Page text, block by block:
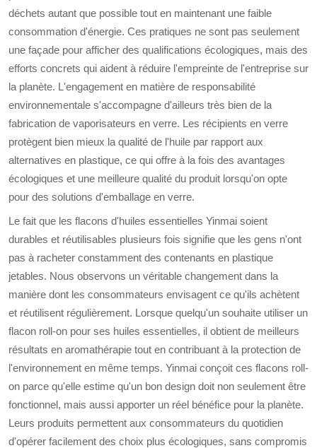
déchets autant que possible tout en maintenant une faible
consommation d'énergie. Ces pratiques ne sont pas seulement
une façade pour afficher des qualifications écologiques, mais des
efforts concrets qui aident à réduire l'empreinte de l'entreprise sur
la planète. L'engagement en matière de responsabilité
environnementale s'accompagne d'ailleurs très bien de la
fabrication de vaporisateurs en verre. Les récipients en verre
protègent bien mieux la qualité de l'huile par rapport aux
alternatives en plastique, ce qui offre à la fois des avantages
écologiques et une meilleure qualité du produit lorsqu'on opte
pour des solutions d'emballage en verre.
Le fait que les flacons d'huiles essentielles Yinmai soient
durables et réutilisables plusieurs fois signifie que les gens n'ont
pas à racheter constamment des contenants en plastique
jetables. Nous observons un véritable changement dans la
manière dont les consommateurs envisagent ce qu'ils achètent
et réutilisent régulièrement. Lorsque quelqu'un souhaite utiliser un
flacon roll-on pour ses huiles essentielles, il obtient de meilleurs
résultats en aromathérapie tout en contribuant à la protection de
l'environnement en même temps. Yinmai conçoit ces flacons roll-
on parce qu'elle estime qu'un bon design doit non seulement être
fonctionnel, mais aussi apporter un réel bénéfice pour la planète.
Leurs produits permettent aux consommateurs du quotidien
d'opérer facilement des choix plus écologiques, sans compromis